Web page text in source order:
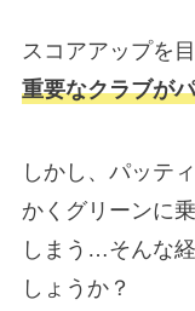
スコアアップを
重要なクラブが
しかし、パッテ
かくグリーンに
しまう…そんな
しょうか？